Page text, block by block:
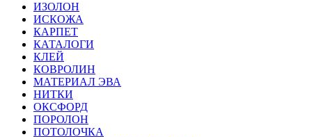
ИЗОЛОН
ИСКОЖА
КАРПЕТ
КАТАЛОГИ
КЛЕЙ
КОВРОЛИН
МАТЕРИАЛ ЭВА
НИТКИ
ОКСФОРД
ПОРОЛОН
ПОТОЛОЧКА